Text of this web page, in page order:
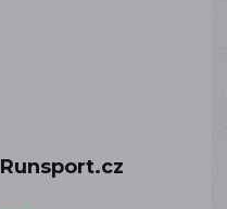
Runsport.cz